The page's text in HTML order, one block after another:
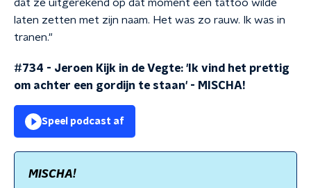
dat ze uitgerekend op dat moment een tattoo wilde
laten zetten met zijn naam. Het was zo rauw. Ik was in
tranen."
#734 - Jeroen Kijk in de Vegte: 'Ik vind het prettig
om achter een gordijn te staan' - MISCHA!
Speel podcast af
MISCHA!